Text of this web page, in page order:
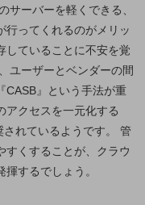
サーバーを軽くできる、
行ってくれるのがメリッ
していることに不安を覚
ユーザーとベンダーの間
CASB』という手法が重
アクセスを一元化する
されているようです。 管
すくすることが、クラウ
するでしょう。